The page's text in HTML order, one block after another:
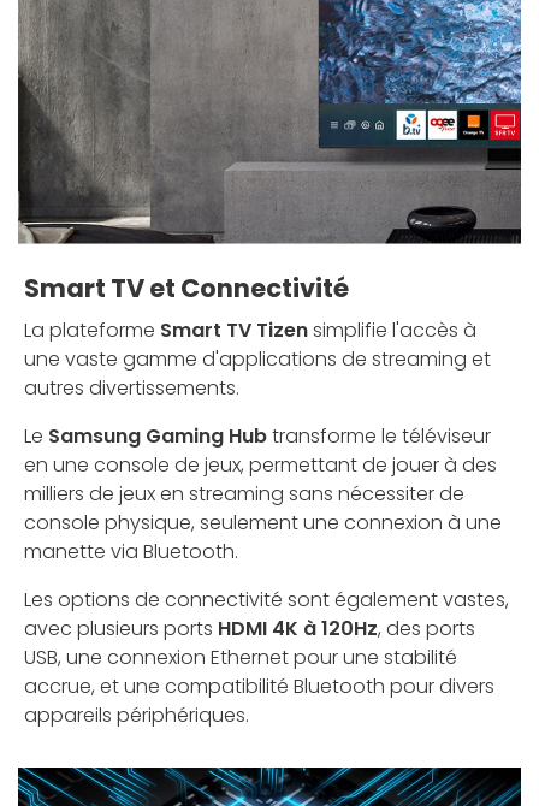
Smart TV et Connectivité
La plateforme Smart TV Tizensimplifie l'accès à
une vaste gamme d'applications de streaming et
autres divertissements.
Le Samsung Gaming Hubtransforme le téléviseur
en une console de jeux, permettant de jouer à des
milliers de jeux en streaming sans nécessiter de
console physique, seulement une connexion à une
manette via Bluetooth.
Les options de connectivité sont également vastes,
avec plusieurs ports HDMI 4K à 120Hz, des ports
USB, une connexion Ethernet pour une stabilité
accrue, et une compatibilité Bluetooth pour divers
appareils périphériques.